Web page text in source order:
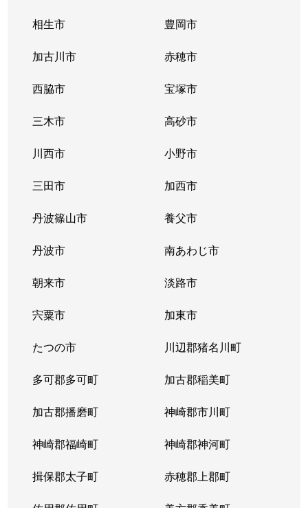
相生市 豊岡市
加古川市 赤穂市
西脇市 宝塚市
三木市 高砂市
川西市 小野市
三田市 加西市
丹波篠山市 養父市
丹波市 南あわじ市
朝来市 淡路市
宍粟市 加東市
たつの市 川辺郡猪名川町
多可郡多可町 加古郡稲美町
加古郡播磨町 神崎郡市川町
神崎郡福崎町 神崎郡神河町
揖保郡太子町 赤穂郡上郡町